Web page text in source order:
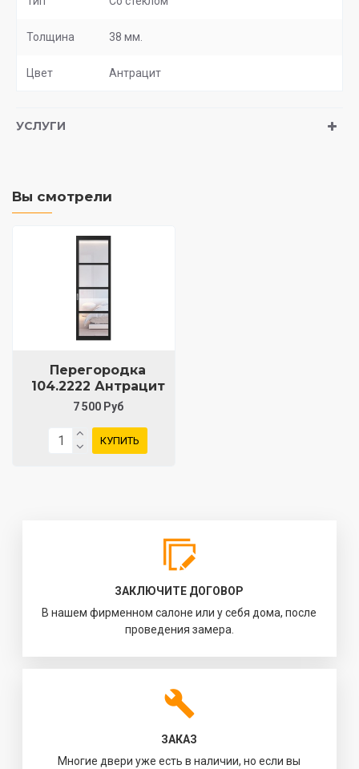
Толщина 38 мм.
Цвет Антрацит
УСЛУГИ
Вы смотрели
Перегородка
104.2222 Антрацит
7 500 Руб
КУПИТЬ
ЗАКЛЮЧИТЕ ДОГОВОР
В нашем фирменном салоне или у себя дома, после
проведения замера.
ЗАКАЗ
Многие двери уже есть в наличии, но если вы